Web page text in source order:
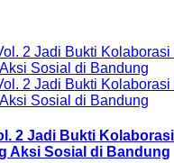
2 Jadi Bukti
Aksi Sosial di Bandung